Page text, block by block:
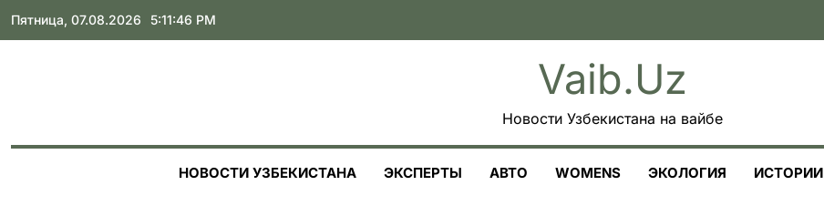
Skip
Пятница, 07.08.2026 5:11:48 PM
Vaib.uz
Новости Узбекистана на вайбе
НОВОСТИ УЗБЕКИСТАНА ЭКСПЕРТЫ АВТО WOMENS ЭКОЛОГИЯ ИСТОРИИ